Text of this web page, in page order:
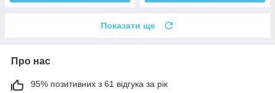
Показати ще
Про нас
95% позитивних з 61 відгука за рік